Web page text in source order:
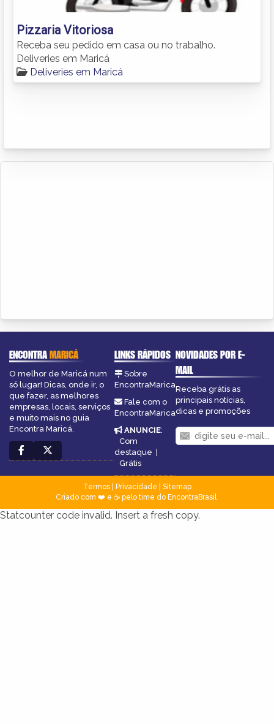
Pizzaria Vitoriosa
Receba seu pedido em casa ou no trabalho.
Deliveries em Maricá
Deliveries em Maricá
ENCONTRAMARICÁ
O melhor de Maricá num
só lugar! Dicas, onde ir, o
que fazer, as melhores
empresas, locais, serviços
e muito mais no guia
Encontra Maricá.
LINKS RÁPIDOS
Sobre
EncontraMarica
Fale com o
EncontraMarica
ANUNCIE:
Com
destaque |
Grátis
NOVIDADES POR E-
MAIL
Receba grátis as
principais notícias,
dicas e promoções
Termos| Privacidade
Sitemap
Criado com ❤️ e ☕ pelo time do EncontraBrasil
Statcounter code invalid. Insert a fresh copy.